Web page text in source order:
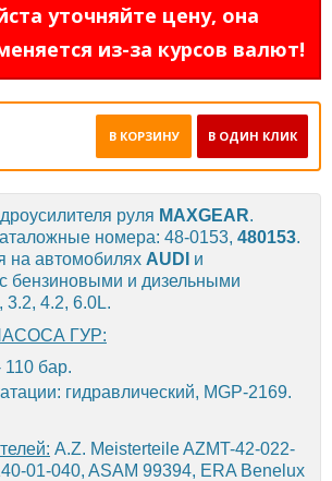
уточняйте цену, она
из-за курсов валют!
В ОДИН КЛИК
В КОРЗИНУ
руля MAXGEAR.
номера: 48-0153, 480153.
на автомобилях AUDI и
с бензиновыми и дизельными
3.2, 4.2, 6.0L.
ГУР:
бар.
гидравлический, MGP-2169.
A.Z. Meisterteile AZMT-42-022-
01-040, ASAM 99394, ERA Benelux